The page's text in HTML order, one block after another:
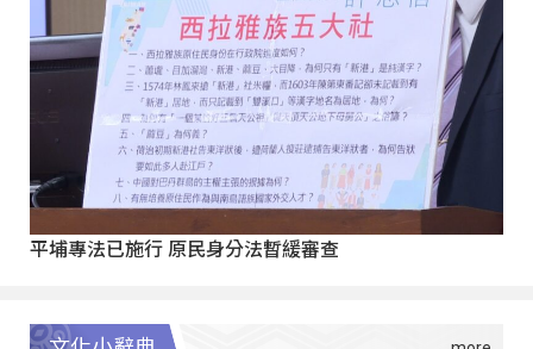
平埔專法已施行 原民身分法暫緩審查